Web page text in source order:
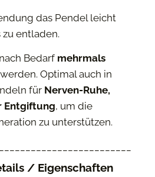
das Pendel leicht
entladen.
Bedarf mehrmals
Optimal auch in
für Nerven-Ruhe,
Entgiftung, um die
zu unterstützen.
/ Eigenschaften